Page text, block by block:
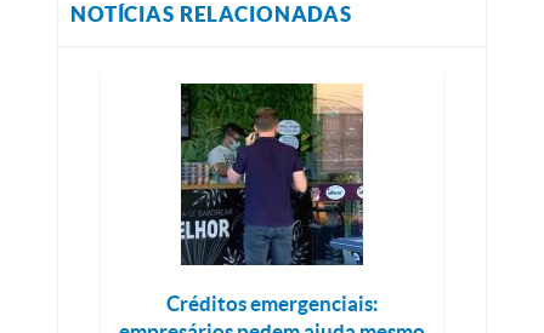
NOTÍCIAS RELACIONADAS
Créditos emergenciais: